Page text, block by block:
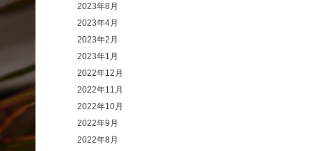
2023年8月
2023年4月
2023年2月
2023年1月
2022年12月
2022年11月
2022年10月
2022年9月
2022年8月